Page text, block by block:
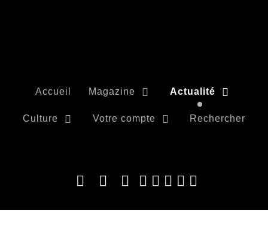
Accueil Magazine Actualité
Culture Votre compte Rechercher